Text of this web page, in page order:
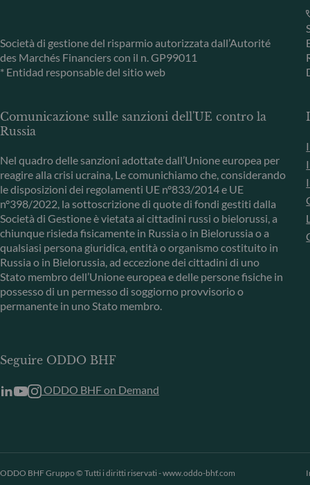
Società di gestione del risparmio autorizzata dall’Autorité
des Marchés Financiers con il n. GP99011
* Entidad responsable del sitio web
Comunicazione sulle sanzioni dell'UE contro la
Russia
Nel quadro delle sanzioni adottate dall’Unione europea per
reagire alla crisi ucraina, Le comunichiamo che, considerando
le disposizioni dei regolamenti UE n°833/2014 e UE
n°398/2022, la sottoscrizione di quote di fondi gestiti dalla
Società di Gestione è vietata ai cittadini russi o bielorussi, a
chiunque risieda fisicamente in Russia o in Bielorussia o a
qualsiasi persona giuridica, entità o organismo costituito in
Russia o in Bielorussia, ad eccezione dei cittadini di uno
Stato membro dell’Unione europea e delle persone fisiche in
possesso di un permesso di soggiorno provvisorio o
permanente in uno Stato membro.
Seguire ODDO BHF
ODDO BHF on Demand
ODDO BHF Gruppo © Tutti i diritti riservati - www.oddo-bhf.com